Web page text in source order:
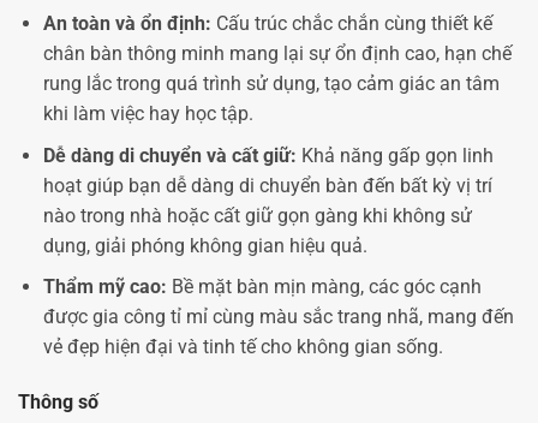
An toàn và ổn định: Cấu trúc chắc chắn cùng thiết kế
chân bàn thông minh mang lại sự ổn định cao, hạn chế
rung lắc trong quá trình sử dụng, tạo cảm giác an tâm
khi làm việc hay học tập.
Dễ dàng di chuyển và cất giữ: Khả năng gấp gọn linh
hoạt giúp bạn dễ dàng di chuyển bàn đến bất kỳ vị trí
nào trong nhà hoặc cất giữ gọn gàng khi không sử
dụng, giải phóng không gian hiệu quả.
Thẩm mỹ cao: Bề mặt bàn mịn màng, các góc cạnh
được gia công tỉ mỉ cùng màu sắc trang nhã, mang đến
vẻ đẹp hiện đại và tinh tế cho không gian sống.
Thông số